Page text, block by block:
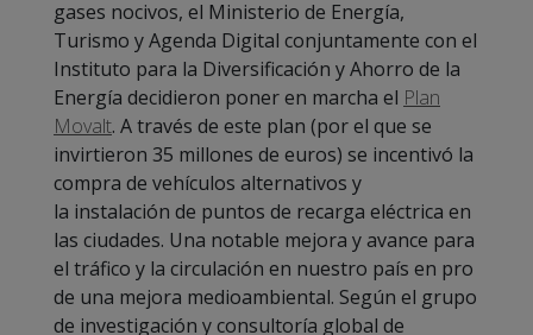
gases nocivos, el Ministerio de Energía,
Turismo y Agenda Digital conjuntamente con el
Instituto para la Diversificación y Ahorro de la
Energía decidieron poner en marcha el Plan
Movalt. A través de este plan (por el que se
invirtieron 35 millones de euros) se incentivó la
compra de vehículos alternativos y
la instalación de puntos de recarga eléctrica en
las ciudades. Una notable mejora y avance para
el tráfico y la circulación en nuestro país en pro
de una mejora medioambiental. Según el grupo
de investigación y consultoría global de